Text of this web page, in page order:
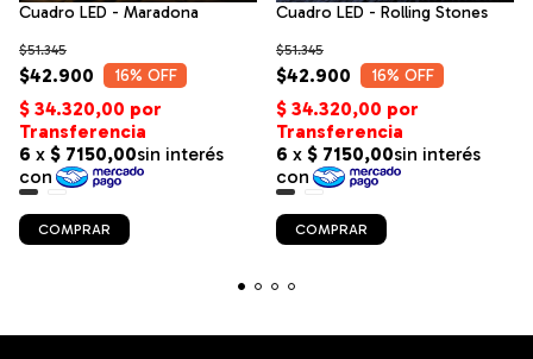
Cuadro LED - Maradona
$42.900
$51.345
16% OFF
COMPRAR
Cuadro LED - Rolling Stones
$42.900
$51.345
16% OFF
COMPRAR